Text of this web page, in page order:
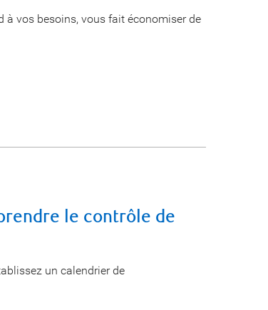
à vos besoins, vous fait économiser de
le contrôle de
un calendrier de